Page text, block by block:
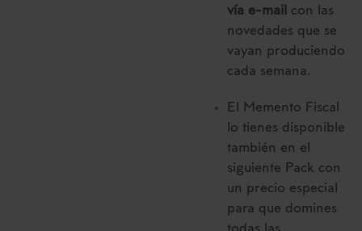
vía e-mail con las
novedades que se
vayan produciendo
cada semana.
El Memento Fiscal
lo tienes disponible
también en el
siguiente Pack con
un precio especial
para que domines